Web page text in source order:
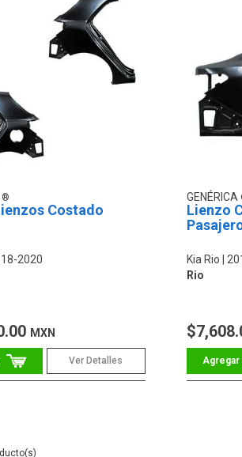
Costado
2020
MXN
Ver Detalles
GENÉRICA
Lienzo
Kia Rio
Rio